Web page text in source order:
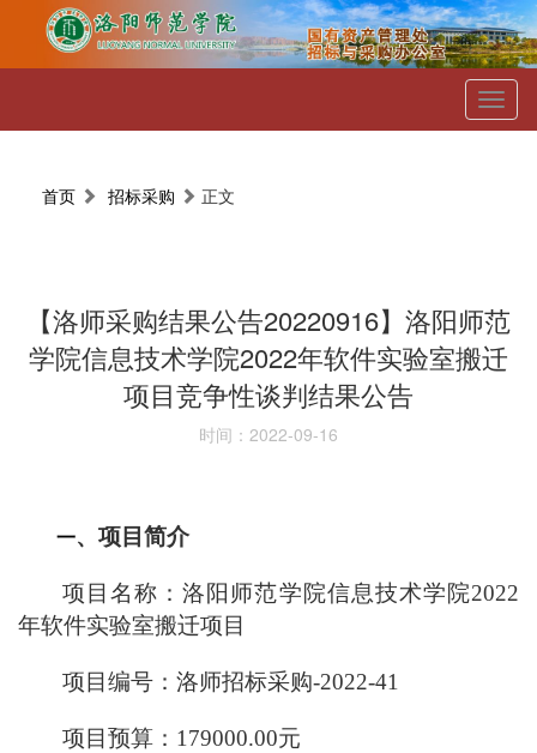
首页 招标采购 正文
【洛师采购结果公告20220916】洛阳师范
学院信息技术学院2022年软件实验室搬迁
项目竞争性谈判结果公告
时间：2022-09-16
一、 项目简介
项目名称：洛阳师范学院信息技术学院2022
年软件实验室搬迁项目
项目编号：洛师招标采购-2022-41
项目预算 ： 179000.00元